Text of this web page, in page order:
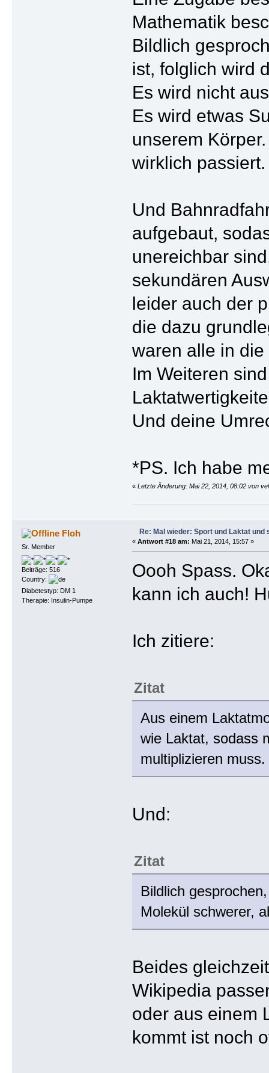
Mathematik
Bildlich
ist, folglich wird
Es wird nicht
Es wird etwas
unserem
wirklich passiert.
Und
aufgebaut,
unereichbar
sekundären
leider auch der
die dazu
waren alle in
Im Weiteren
Und deine
*PS. Ich habe
« Letzte Änderung: Mai 22, 2014, 08:02 von
Floh
Sr. Member
Beiträge: 516
Country:
Diabetestyp: DM 1
Therapie: Insulin-Pumpe
Re: Mal wieder: Sport und Laktat und
« Antwort #18 am: Mai 21, 2014, 15:57 »
Oooh Spass.
kann ich auch!
Ich zitiere:
Zitat
Aus einem
wie Laktat, sodass
multiplizieren muss.
Und:
Zitat
Bildlich
Molekül schwerer,
Beides
Wikipedia
oder aus einem
kommt ist noch